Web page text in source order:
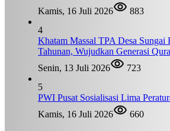
Kamis, 16 Juli 2026
883
4
Khatam Massal TPA Desa Sungai
Tahunan, Wujudkan Generasi
Senin, 13 Juli 2026
723
5
PWI Pusat Sosialisasi Lima
Kamis, 16 Juli 2026
660